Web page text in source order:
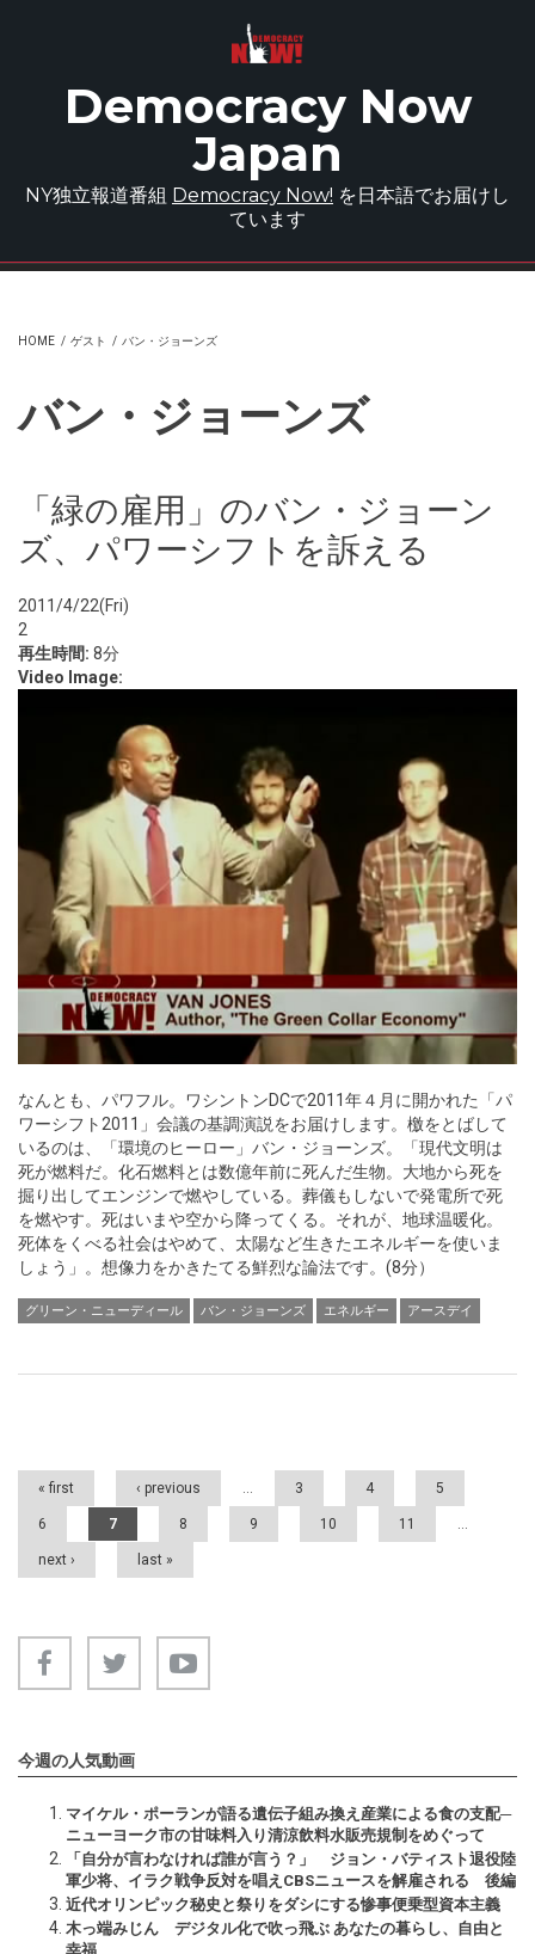
Democracy Now
Japan
NY独立報道番組 Democracy Now! を日本語でお届けし
ています
HOME / ゲスト / バン・ジョーンズ
バン・ジョーンズ
「緑の雇用」のバン・ジョーン
ズ、パワーシフトを訴える
2011/4/22(Fri)
2
再生時間: 8分
Video Image:
なんとも、パワフル。ワシントンDCで2011年４月に開かれた「パ
ワーシフト2011」会議の基調演説をお届けします。檄をとばして
いるのは、「環境のヒーロー」バン・ジョーンズ。「現代文明は
死が燃料だ。化石燃料とは数億年前に死んだ生物。大地から死を
掘り出してエンジンで燃やしている。葬儀もしないで発電所で死
を燃やす。死はいまや空から降ってくる。それが、地球温暖化。
死体をくべる社会はやめて、太陽など生きたエネルギーを使いま
しょう」。想像力をかきたてる鮮烈な論法です。(8分）
グリーン・ニューディール バン・ジョーンズ エネルギー アースデイ
Pages
« first ‹ previous 3 4 5
6 7 8 9 10 11
next › last »
今週の人気動画
マイケル・ポーランが語る遺伝子組み換え産業による食の支配─
ニューヨーク市の甘味料入り清涼飲料水販売規制をめぐって
「自分が言わなければ誰が言う？」 ジョン・バティスト退役陸
軍少将、イラク戦争反対を唱えCBSニュースを解雇される 後編
近代オリンピック秘史と祭りをダシにする惨事便乗型資本主義
木っ端みじん デジタル化で吹っ飛ぶ あなたの暮らし、自由と
幸福